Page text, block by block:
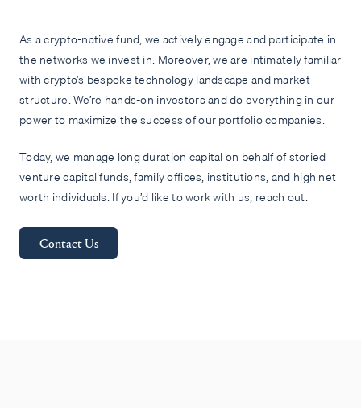
As a crypto-native fund, we actively engage and participate in
the networks we invest in. Moreover, we are intimately familiar
with crypto’s bespoke technology landscape and market
structure. We’re hands-on investors and do everything in our
power to maximize the success of our portfolio companies.
Today, we manage long duration capital on behalf of storied
venture capital funds, family offices, institutions, and high net
worth individuals. If you’d like to work with us, reach out.
Contact Us